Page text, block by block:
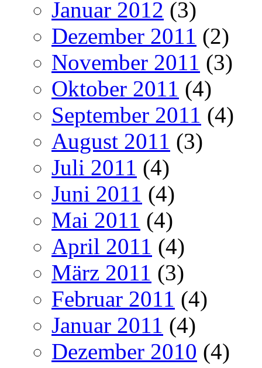
Januar 2012 (3)
Dezember 2011 (2)
November 2011 (3)
Oktober 2011 (4)
September 2011 (4)
August 2011 (3)
Juli 2011 (4)
Juni 2011 (4)
Mai 2011 (4)
April 2011 (4)
März 2011 (3)
Februar 2011 (4)
Januar 2011 (4)
Dezember 2010 (4)